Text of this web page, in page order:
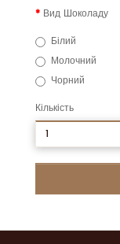
Вид Шоколаду
Білий
Молочний
Чорний
Кількість